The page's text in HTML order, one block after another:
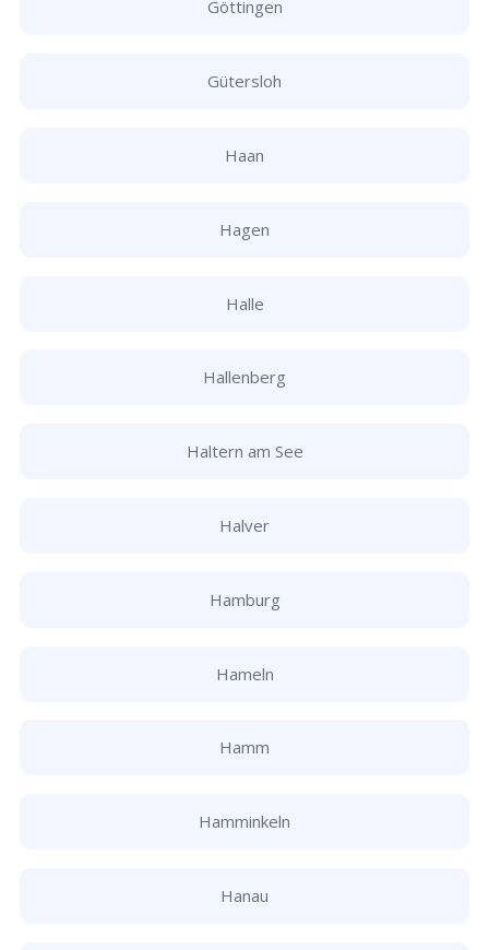
Göttingen
Gütersloh
Haan
Hagen
Halle
Hallenberg
Haltern am See
Halver
Hamburg
Hameln
Hamm
Hamminkeln
Hanau